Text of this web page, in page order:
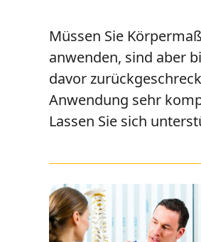
Müssen Sie
anwenden, sind aber
davor
Anwendung sehr
Lassen Sie sich